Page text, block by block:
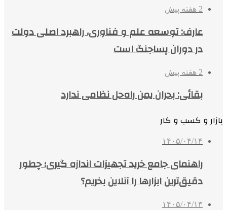
2 هفته پیش
عارف: توسعه علم و فناوری، راهبرد اصلی دولت
در دوران پساجنگ است
2 هفته پیش
بقائی: بحران یمن راه‌حل نظامی ندارد
بازار و کسب و کار
۱۴۰۵/۰۴/۱۴
راهنمای جامع خرید تجهیزات اندازه گیری؛ چطور
دقیق‌ترین ابزارها را آنلاین بخریم؟
۱۴۰۵/۰۴/۱۳